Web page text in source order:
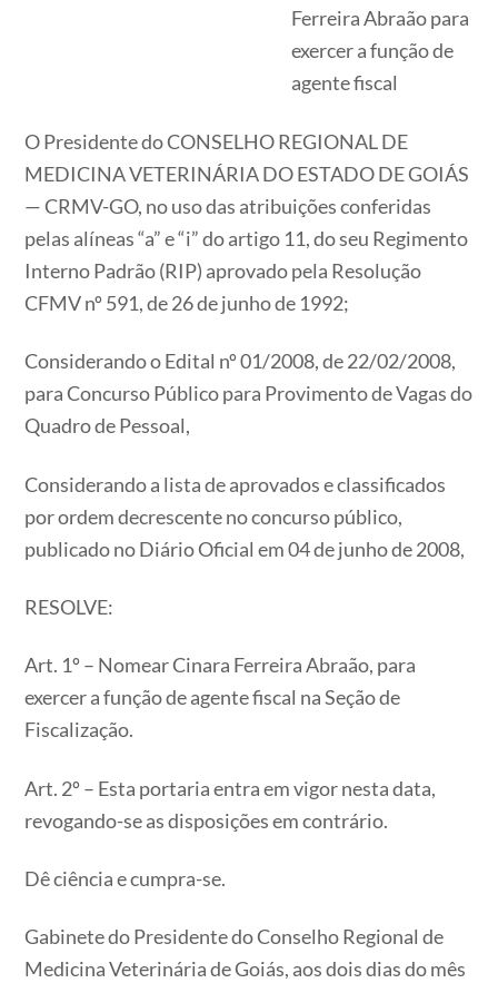
Ferreira Abraão para
exercer a função de
agente fiscal
O Presidente do CONSELHO REGIONAL DE
MEDICINA VETERINÁRIA DO ESTADO DE GOIÁS
— CRMV-GO, no uso das atribuições conferidas
pelas alíneas “a” e “i” do artigo 11, do seu Regimento
Interno Padrão (RIP) aprovado pela Resolução
CFMV nº 591, de 26 de junho de 1992;
Considerando o Edital nº 01/2008, de 22/02/2008,
para Concurso Público para Provimento de Vagas do
Quadro de Pessoal,
Considerando a lista de aprovados e classificados
por ordem decrescente no concurso público,
publicado no Diário Oficial em 04 de junho de 2008,
RESOLVE:
Art. 1º – Nomear Cinara Ferreira Abraão, para
exercer a função de agente fiscal na Seção de
Fiscalização.
Art. 2º – Esta portaria entra em vigor nesta data,
revogando-se as disposições em contrário.
Dê ciência e cumpra-se.
Gabinete do Presidente do Conselho Regional de
Medicina Veterinária de Goiás, aos dois dias do mês